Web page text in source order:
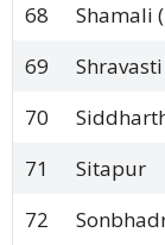
68
Shamali
69
Shravasti
70
71
Sitapur
72